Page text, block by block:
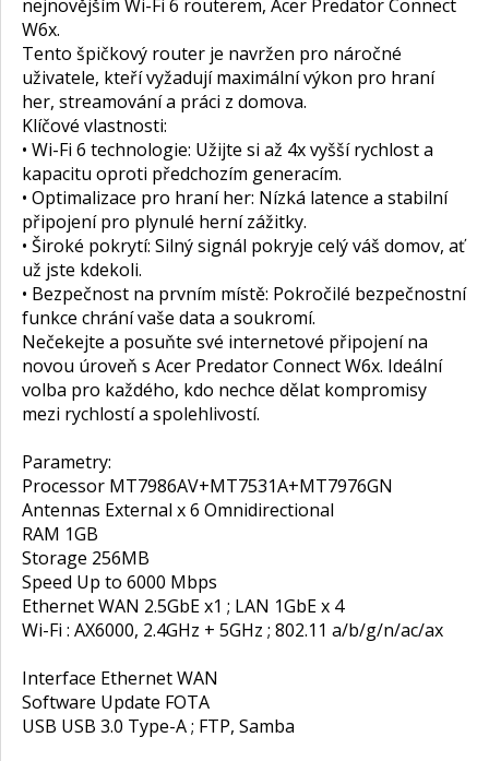
nejnovějším Wi-Fi 6 routerem, Acer Predator Connect
W6x.
Tento špičkový router je navržen pro náročné
uživatele, kteří vyžadují maximální výkon pro hraní
her, streamování a práci z domova.
Klíčové vlastnosti:
• Wi-Fi 6 technologie: Užijte si až 4x vyšší rychlost a
kapacitu oproti předchozím generacím.
• Optimalizace pro hraní her: Nízká latence a stabilní
připojení pro plynulé herní zážitky.
• Široké pokrytí: Silný signál pokryje celý váš domov, ať
už jste kdekoli.
• Bezpečnost na prvním místě: Pokročilé bezpečnostní
funkce chrání vaše data a soukromí.
Nečekejte a posuňte své internetové připojení na
novou úroveň s Acer Predator Connect W6x. Ideální
volba pro každého, kdo nechce dělat kompromisy
mezi rychlostí a spolehlivostí.
Parametry:
Processor MT7986AV+MT7531A+MT7976GN
Antennas External x 6 Omnidirectional
RAM 1GB
Storage 256MB
Speed Up to 6000 Mbps
Ethernet WAN 2.5GbE x1 ; LAN 1GbE x 4
Wi-Fi : AX6000, 2.4GHz + 5GHz ; 802.11 a/b/g/n/ac/ax
Interface Ethernet WAN
Software Update FOTA
USB USB 3.0 Type-A ; FTP, Samba